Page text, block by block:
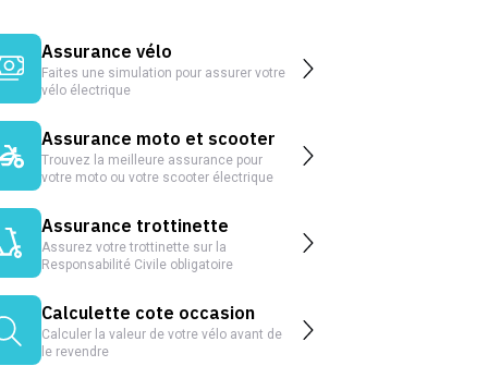
Assurance vélo
Faites une simulation pour assurer votre
vélo électrique
Assurance moto et scooter
Trouvez la meilleure assurance pour
votre moto ou votre scooter électrique
Assurance trottinette
Assurez votre trottinette sur la
Responsabilité Civile obligatoire
Calculette cote occasion
Calculer la valeur de votre vélo avant de
le revendre